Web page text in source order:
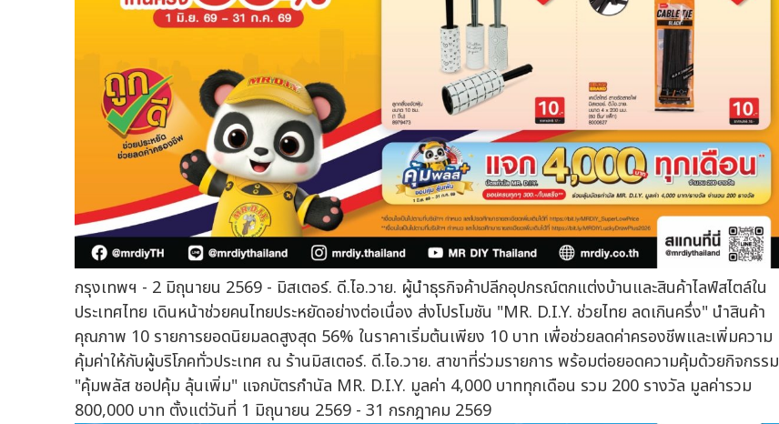
กรุงเทพฯ - 2 มิถุนายน 2569 - มิสเตอร์. ดี.ไอ.วาย. ผู้นำธุรกิจค้าปลีกอุปกรณ์ตกแต่งบ้านและสินค้าไลฟ์สไตล์ใน
ประเทศไทย เดินหน้าช่วยคนไทยประหยัดอย่างต่อเนื่อง ส่งโปรโมชัน "MR. D.I.Y. ช่วยไทย ลดเกินครึ่ง" นำสินค้า
คุณภาพ 10 รายการยอดนิยมลดสูงสุด 56% ในราคาเริ่มต้นเพียง 10 บาท เพื่อช่วยลดค่าครองชีพและเพิ่มความ
คุ้มค่าให้กับผู้บริโภคทั่วประเทศ ณ ร้านมิสเตอร์. ดี.ไอ.วาย. สาขาที่ร่วมรายการ พร้อมต่อยอดความคุ้มด้วยกิจกรรม
"คุ้มพลัส ชอปคุ้ม ลุ้นเพิ่ม" แจกบัตรกำนัล MR. D.I.Y. มูลค่า 4,000 บาททุกเดือน รวม 200 รางวัล มูลค่ารวม
800,000 บาท ตั้งแต่วันที่ 1 มิถุนายน 2569 - 31 กรกฎาคม 2569